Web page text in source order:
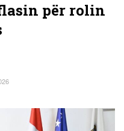
për rolin